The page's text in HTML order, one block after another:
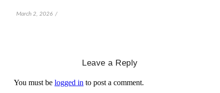
March 2, 2026 /
Leave a Reply
You must be logged in to post a comment.